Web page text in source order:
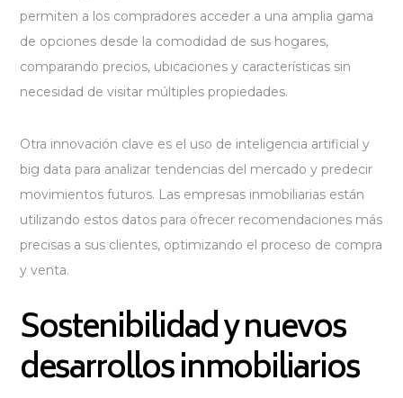
permiten a los compradores acceder a una amplia gama
de opciones desde la comodidad de sus hogares,
comparando precios, ubicaciones y características sin
necesidad de visitar múltiples propiedades.
Otra innovación clave es el uso de inteligencia artificial y
big data para analizar tendencias del mercado y predecir
movimientos futuros. Las empresas inmobiliarias están
utilizando estos datos para ofrecer recomendaciones más
precisas a sus clientes, optimizando el proceso de compra
y venta.
Sostenibilidad y nuevos
desarrollos inmobiliarios